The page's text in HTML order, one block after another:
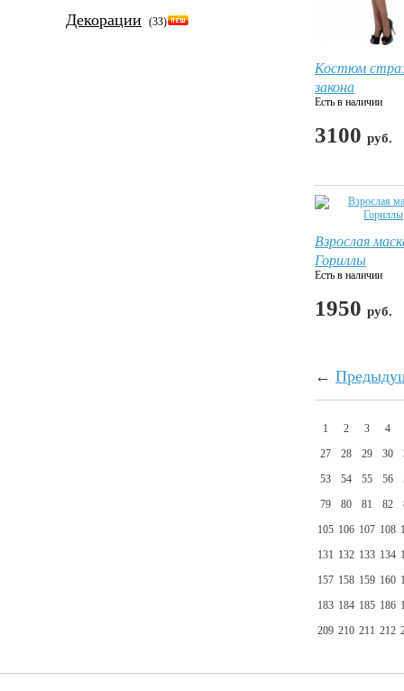
Декорации (33)
Костюм
закона
Есть в наличии
3100 руб.
Взрослая
Гориллы
Есть в наличии
1950 руб.
←
1 2 3
4
27
28 29 30
53
54 55 56
79
80 81 82
105 106 107 108
131 132 133 134
157 158 159 160
183 184 185 186
209 210 211 212